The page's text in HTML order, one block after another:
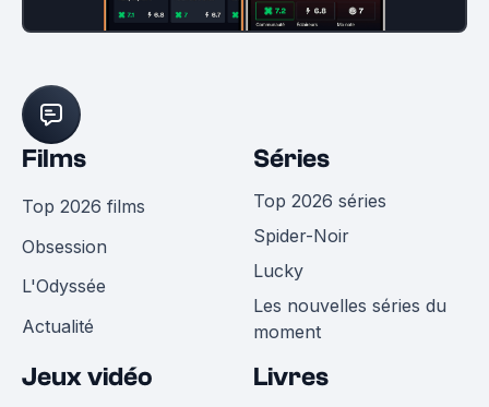
Films
Top 2026 films
Obsession
L'Odyssée
Actualité
Séries
Top 2026 séries
Spider-Noir
Lucky
Les nouvelles séries du
moment
Jeux vidéo Livres